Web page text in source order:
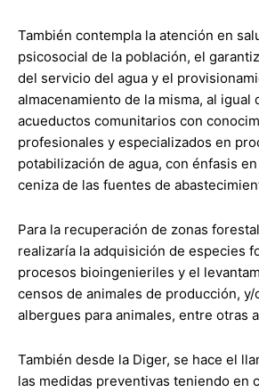
También contempla la atención en
psicosocial de la población, el
del servicio del agua y el
almacenamiento de la misma, al igual
acueductos comunitarios con
profesionales y especializados en
potabilización de agua, con énfasis
ceniza de las fuentes de
Para la recuperación de zonas
realizaría la adquisición de especies
procesos bioingenieriles y el
censos de animales de producción,
albergues para animales, entre otras
También desde la Diger, se hace el
las medidas preventivas teniendo en